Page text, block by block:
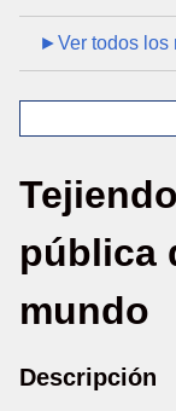
►Ver todos los
pública
mundo
Descripción